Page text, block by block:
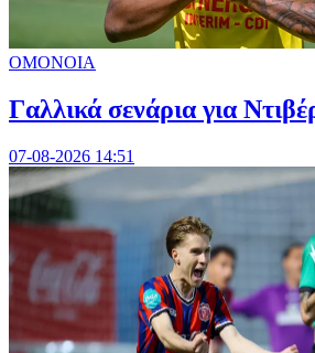
ΟΜΟΝΟΙΑ
Γαλλικά σενάρια για
07-08-2026 14:51